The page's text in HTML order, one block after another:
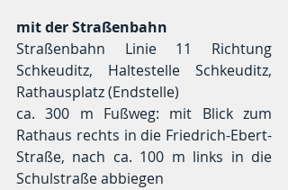
mit der Straßenbahn
Straßenbahn Linie 11 Richtung
Schkeuditz, Haltestelle Schkeuditz,
Rathausplatz (Endstelle)
ca. 300 m Fußweg: mit Blick zum
Rathaus rechts in die Friedrich-Ebert-
Straße, nach ca. 100 m links in die
Schulstraße abbiegen